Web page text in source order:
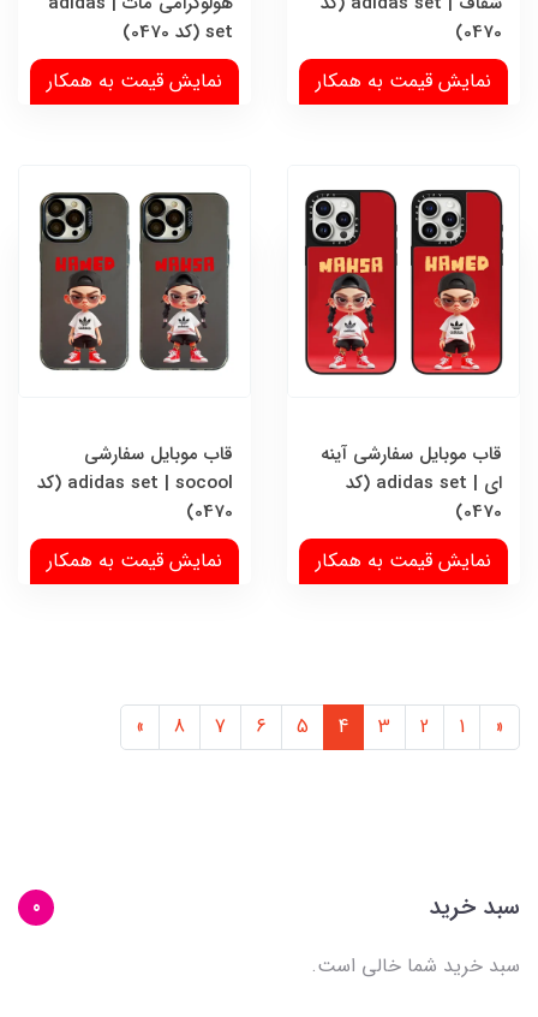
0470)
نمایش قیمت به همکار
set (کد 0470)
نمایش قیمت به همکار
قاب موبایل سفارشی آینه
ای | adidas set (کد
0470)
نمایش قیمت به همکار
قاب موبایل سفارشی
adidas set | socool (کد
0470)
نمایش قیمت به همکار
«
1
2
3
4
5
6
7
8
»
سبد خرید
0
سبد خرید شما خالی است.